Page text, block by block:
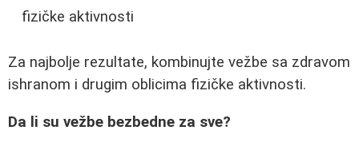
fizičke aktivnosti
Za najbolje rezultate, kombinujte vežbe sa zdravom
ishranom i drugim oblicima fizičke aktivnosti.
Da li su vežbe bezbedne za sve?